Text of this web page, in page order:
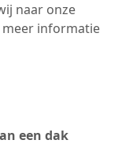
naar onze
informatie
een dak